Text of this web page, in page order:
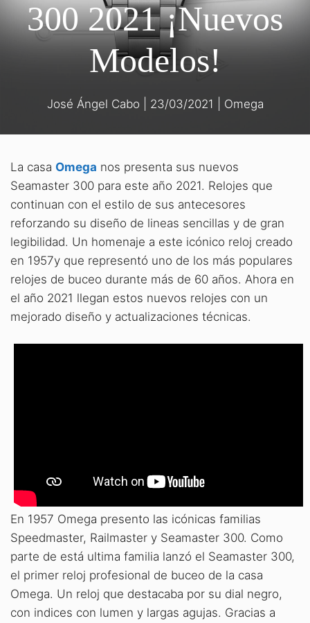
300 2021 ¡Nuevos
Modelos!
José Ángel Cabo 23/03/2021 Omega
La casa Omega nos presenta sus nuevos
Seamaster 300 para este año 2021. Relojes que
continuan con el estilo de sus antecesores
reforzando su diseño de lineas sencillas y de gran
legibilidad. Un homenaje a este icónico reloj creado
en 1957y que representó uno de los más populares
relojes de buceo durante más de 60 años. Ahora en
el año 2021 llegan estos nuevos relojes con un
mejorado diseño y actualizaciones técnicas.
En 1957 Omega presento las icónicas familias
Speedmaster, Railmaster y Seamaster 300. Como
parte de está ultima familia lanzó el Seamaster 300,
el primer reloj profesional de buceo de la casa
Omega. Un reloj que destacaba por su dial negro,
con indices con lumen y largas agujas. Gracias a